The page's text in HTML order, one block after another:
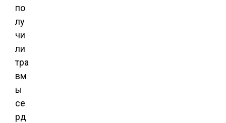
по
лу
чи
ли
тра
вм
ы
се
рд